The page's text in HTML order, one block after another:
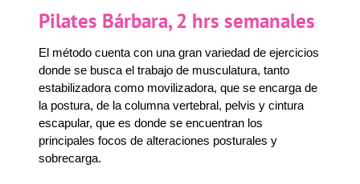
Pilates Bárbara, 2 hrs semanales
El método cuenta con una gran variedad de ejercicios
donde se busca el trabajo de musculatura, tanto
estabilizadora como movilizadora, que se encarga de
la postura, de la columna vertebral, pelvis y cintura
escapular, que es donde se encuentran los
principales focos de alteraciones posturales y
sobrecarga.